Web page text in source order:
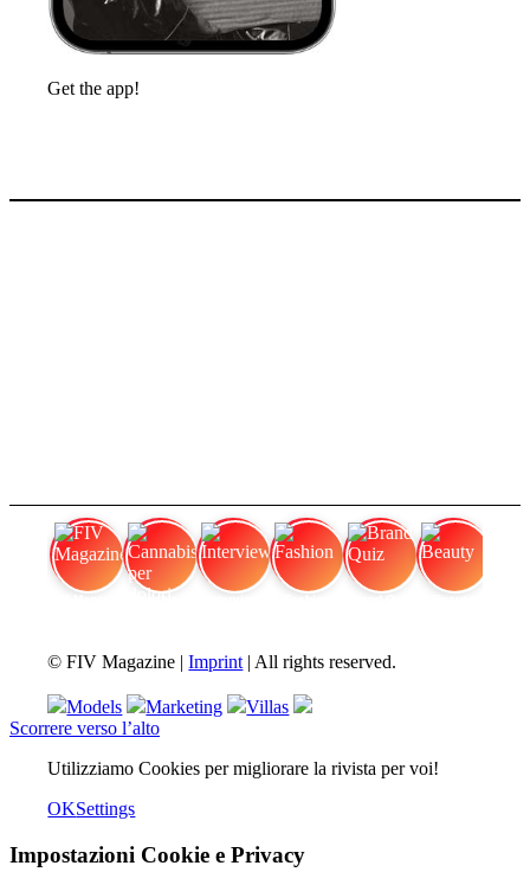
Get the app!
© FIV Magazine |Imprint | All rights reserved.
Models Marketing
Villas
Scorrere verso l’alto
Utilizziamo Cookies per migliorare la rivista per voi!
OKSettings
Impostazioni Cookie e Privacy